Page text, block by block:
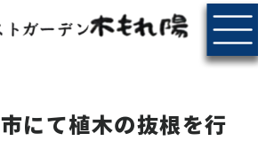
にて植木の抜根を行